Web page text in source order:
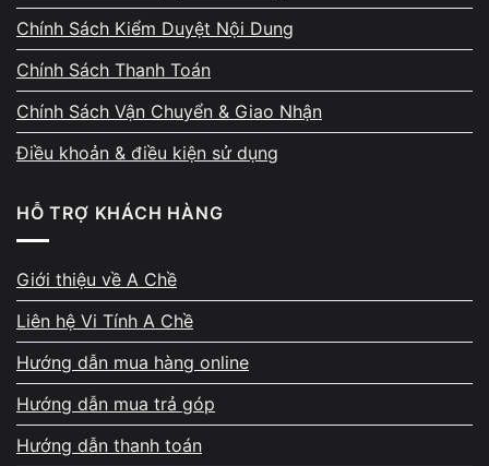
Ngoại hình và bản lề
Ngoại hình ảnh hưởng mạnh:
Trầy xước nhiều → trừ nhẹ/lớn tùy mức độ
Móp vỏ → trừ mạnh
Pin – màn hình – tản nhiệt
Pin chai → trừ 100k – 400k
Pin phồng → trừ mạnh vì nguy hiểm
Màn hình ám vàng/đốm → trừ tùy lỗi
Màn nứt → trừ rất nhiều
Chính Sách Kiểm Duyệt Nội Dung
Chính Sách Thanh Toán
Chính Sách Vận Chuyển & Giao Nhận
Điều khoản & điều kiện sử dụng
HỖ TRỢ KHÁCH HÀNG
Giới thiệu về A Chề
Liên hệ Vi Tính A Chề
Hướng dẫn mua hàng online
Hướng dẫn mua trả góp
Hướng dẫn thanh toán